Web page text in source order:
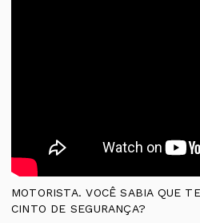
MOTORISTA. VOCÊ SABIA QUE
CINTO DE SEGURANÇA?